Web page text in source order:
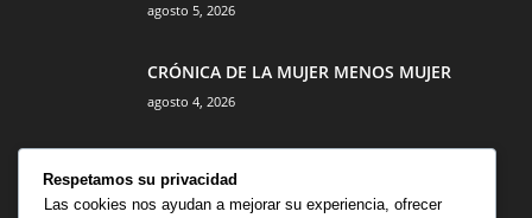
agosto 5, 2026
CRÓNICA DE LA MUJER MENOS MUJER
agosto 4, 2026
Respetamos su privacidad
Las cookies nos ayudan a mejorar su experiencia, ofrecer